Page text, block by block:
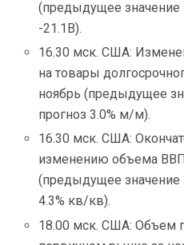
(предыдущее значение
-21.1B).
16.30 мск. США:
на товары
ноябрь (предыдущее
прогноз 3.0% м/м).
16.30 мск. США:
изменению объема ВВП
(предыдущее значение
4.3% кв/кв).
18.00 мск. США: Объем